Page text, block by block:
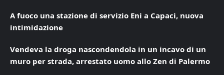
A fuoco una stazione di servizio Eni a Capaci, nuova
intimidazione
Vendeva la droga nascondendola in un incavo di un
muro per strada, arrestato uomo allo Zen di Palermo